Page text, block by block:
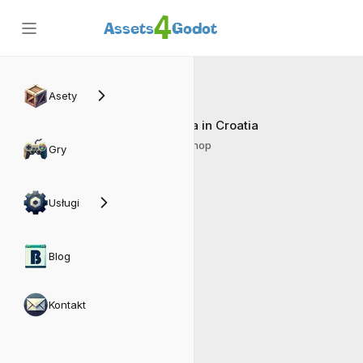
Assets4Godot
Asety
Gry
Usługi
Blog
Kontakt
Pizzeria in Croatia
Matrix Shop